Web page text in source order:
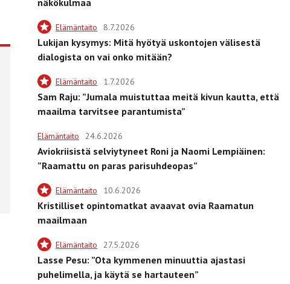
Elämäntaito 8.7.2026
Lukijan kysymys: Mitä hyötyä uskontojen välisestä
dialogista on vai onko mitään?
Elämäntaito 1.7.2026
Sam Raju: ”Jumala muistuttaa meitä kivun kautta, että
maailma tarvitsee parantumista”
Elämäntaito 24.6.2026
Aviokriisistä selviytyneet Roni ja Naomi Lempiäinen:
”Raamattu on paras parisuhdeopas”
Elämäntaito 10.6.2026
Kristilliset opintomatkat avaavat ovia Raamatun
maailmaan
Elämäntaito 27.5.2026
Lasse Pesu: ”Ota kymmenen minuuttia ajastasi
puhelimella, ja käytä se hartauteen”